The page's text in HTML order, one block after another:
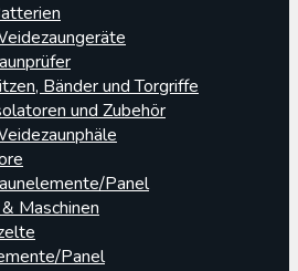
Bänder und Torgriffe
und Zubehör
Panel
Maschinen
Panel